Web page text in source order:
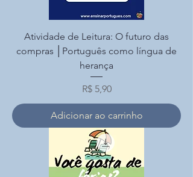
Atividade de Leitura: O futuro das
compras │Português como língua de
herança
Preço
R$ 5,90
Adicionar ao carrinho